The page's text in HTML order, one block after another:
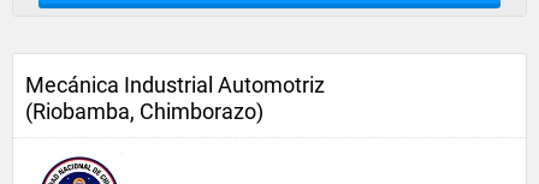
Mecánica Industrial Automotriz
(Riobamba, Chimborazo)